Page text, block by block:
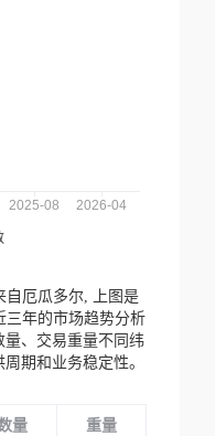
自厄瓜多尔,
上图是
三年的市场趋势分析
量、交易重量不同纬
期和业务稳定性。
量 重量